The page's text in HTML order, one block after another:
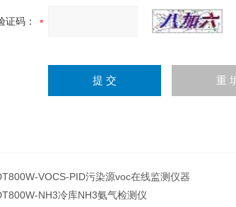
证码：
VOCS-PID污染源voc在线监测仪器
NH3冷库NH3氨气检测仪